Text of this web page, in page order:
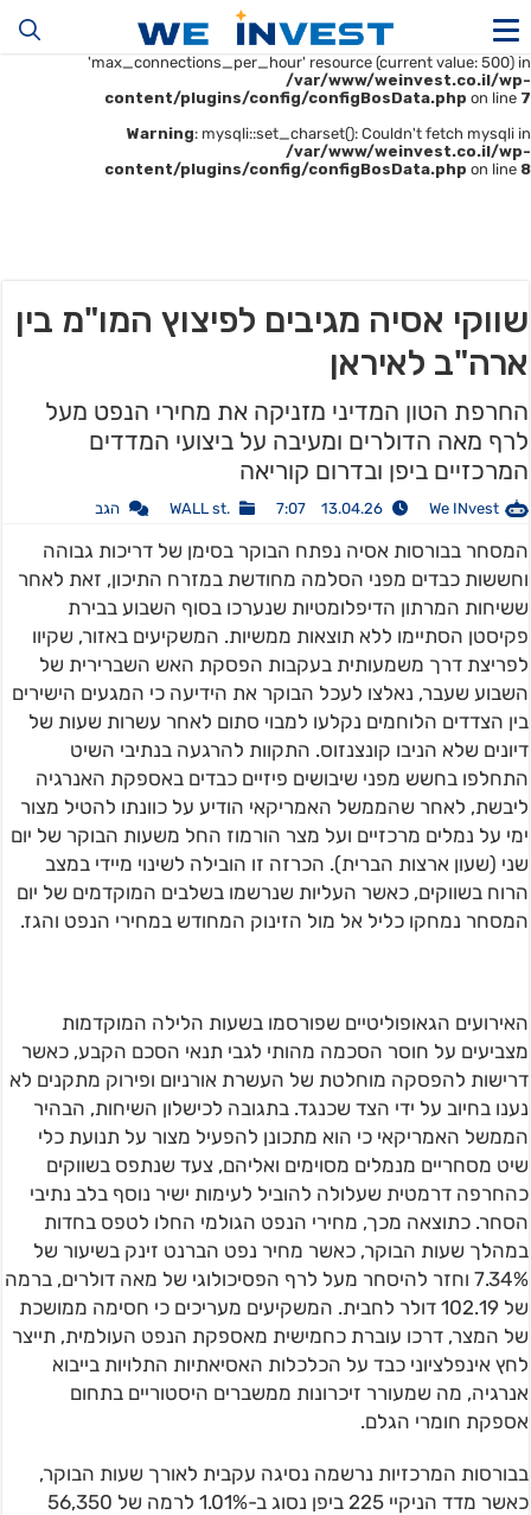
Warning
: mysqli::__construct(): (HY000/1226): User
'u414896523_maofData' has exceeded the
'max_connections_per_hour' resource (current value: 500) in
/var/www/weinvest.co.il/wp-
content/plugins/config/configBosData.php on line 7
Warning: mysqli::set_charset(): Couldn't fetch mysqli in
/var/www/weinvest.co.il/wp-
content/plugins/config/configBosData.php on line 8
שווקי אסיה מגיבים לפיצוץ המו"מ בין
ארה"ב לאיראן
החרפת הטון המדיני מזניקה את מחירי הנפט מעל
לרף מאה הדולרים ומעיבה על ביצועי המדדים
המרכזיים ביפן ובדרום קוריאה
We INvest
13.04.26 7:07
.WALL st הגב
המסחר בבורסות אסיה נפתח הבוקר בסימן של דריכות גבוהה
וחששות כבדים מפני הסלמה מחודשת במזרח התיכון, זאת לאחר
ששיחות המרתון הדיפלומטיות שנערכו בסוף השבוע בבירת
פקיסטן הסתיימו ללא תוצאות ממשיות. המשקיעים באזור, שקיוו
לפריצת דרך משמעותית בעקבות הפסקת האש השברירית של
השבוע שעבר, נאלצו לעכל הבוקר את הידיעה כי המגעים הישירים
בין הצדדים הלוחמים נקלעו למבוי סתום לאחר עשרות שעות של
דיונים שלא הניבו קונצנזוס. התקוות להרגעה בנתיבי השיט
התחלפו בחשש מפני שיבושים פיזיים כבדים באספקת האנרגיה
ליבשת, לאחר שהממשל האמריקאי הודיע על כוונתו להטיל מצור
ימי על נמלים מרכזיים ועל מצר הורמוז החל משעות הבוקר של יום
שני (שעון ארצות הברית). הכרזה זו הובילה לשינוי מיידי במצב
הרוח בשווקים, כאשר העליות שנרשמו בשלבים המוקדמים של יום
המסחר נמחקו כליל אל מול הזינוק המחודש במחירי הנפט והגז.
האירועים הגאופוליטיים שפורסמו בשעות הלילה המוקדמות
מצביעים על חוסר הסכמה מהותי לגבי תנאי הסכם הקבע, כאשר
דרישות להפסקה מוחלטת של העשרת אורניום ופירוק מתקנים לא
נענו בחיוב על ידי הצד שכנגד. בתגובה לכישלון השיחות, הבהיר
הממשל האמריקאי כי הוא מתכונן להפעיל מצור על תנועת כלי
שיט מסחריים מנמלים מסוימים ואליהם, צעד שנתפס בשווקים
כהחרפה דרמטית שעלולה להוביל לעימות ישיר נוסף בלב נתיבי
הסחר. כתוצאה מכך, מחירי הנפט הגולמי החלו לטפס בחדות
במהלך שעות הבוקר, כאשר מחיר נפט הברנט זינק בשיעור של
7.34% וחזר להיסחר מעל לרף הפסיכולוגי של מאה דולרים, ברמה
של 102.19 דולר לחבית. המשקיעים מעריכים כי חסימה ממושכת
של המצר, דרכו עוברת כחמישית מאספקת הנפט העולמית, תייצר
לחץ אינפלציוני כבד על הכלכלות האסיאתיות התלויות בייבוא
אנרגיה, מה שמעורר זיכרונות ממשברים היסטוריים בתחום
אספקת חומרי הגלם.
בבורסות המרכזיות נרשמה נסיגה עקבית לאורך שעות הבוקר,
כאשר מדד הניקיי 225 ביפן נסוג ב-1.01% לרמה של 56,350